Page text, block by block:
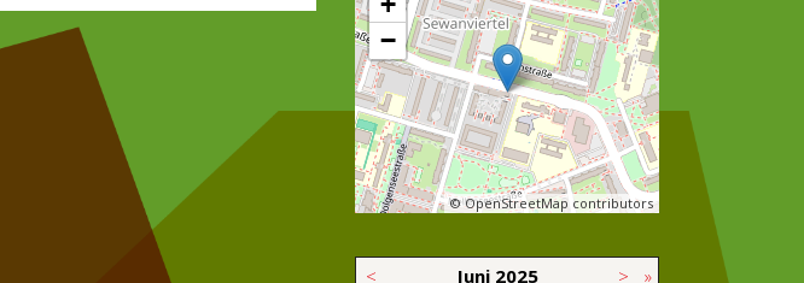
−
© OpenStreetMap contributors
< Juni 2025 > »